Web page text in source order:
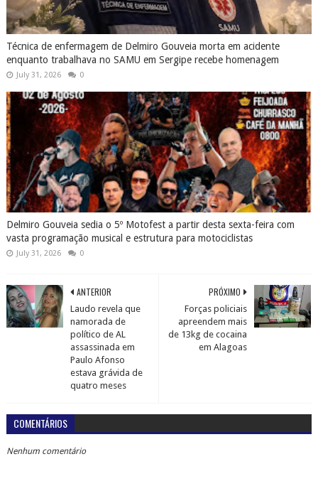
Técnica de enfermagem de Delmiro Gouveia morta em acidente
enquanto trabalhava no SAMU em Sergipe recebe homenagem
July 31, 2026 0
Delmiro Gouveia sedia o 5º Motofest a partir desta sexta-feira com
vasta programação musical e estrutura para motociclistas
July 31, 2026 0
PRÓXIMO
Forças policiais
apreendem mais
de 13kg de cocaina
em Alagoas
ANTERIOR
Laudo revela que
namorada de
político de AL
assassinada em
Paulo Afonso
estava grávida de
quatro meses
COMENTÁRIOS
Nenhum comentário